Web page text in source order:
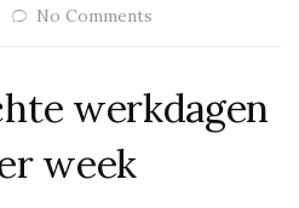
No Comments
werkdagen
week